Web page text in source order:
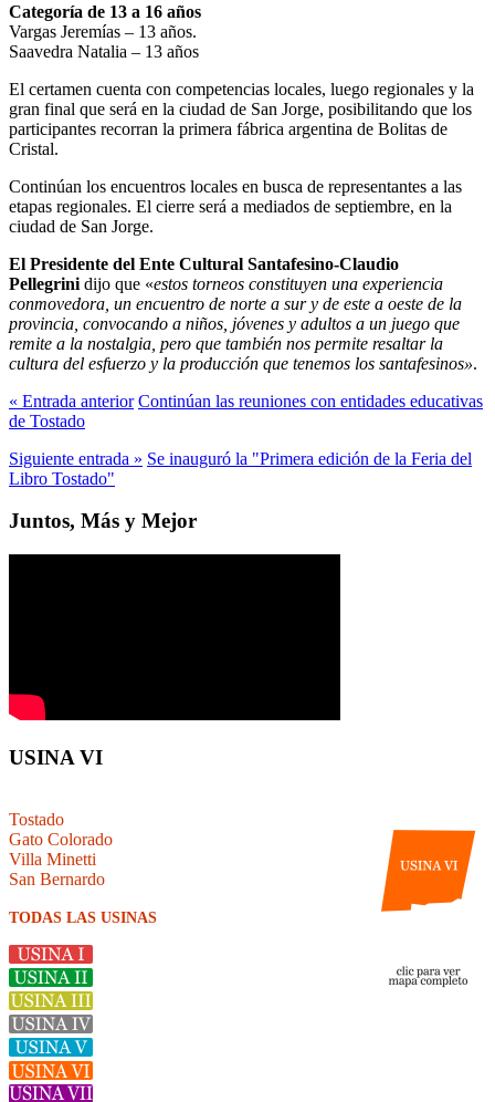
Categoría de 13 a 16 años
Vargas Jeremías – 13 años.
Saavedra Natalia – 13 años
El certamen cuenta con competencias locales, luego regionales y la
gran final que será en la ciudad de San Jorge, posibilitando que los
participantes recorran la primera fábrica argentina de Bolitas de
Cristal.
Continúan los encuentros locales en busca de representantes a las
etapas regionales. El cierre será a mediados de septiembre, en la
ciudad de San Jorge.
El Presidente del Ente Cultural Santafesino-Claudio
Pellegrini dijo que «estos torneos constituyen una experiencia
conmovedora, un encuentro de norte a sur y de este a oeste de la
provincia, convocando a niños, jóvenes y adultos a un juego que
remite a la nostalgia, pero que también nos permite resaltar la
cultura del esfuerzo y la producción que tenemos los santafesinos».
« Entrada anterior Continúan las reuniones con entidades educativas
de Tostado
Siguiente entrada » Se inauguró la "Primera edición de la Feria del
Libro Tostado"
Juntos, Más y Mejor
USINA VI
Tostado
Gato Colorado
Villa Minetti
San Bernardo
TODAS LAS USINAS